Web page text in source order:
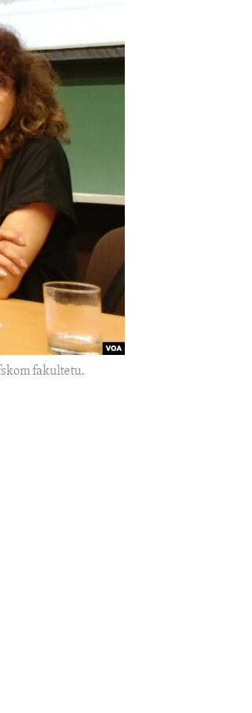
fakultetu.